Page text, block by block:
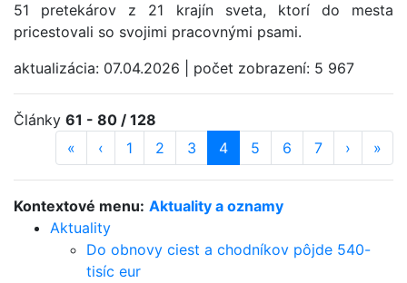
Kontextové menu: Aktuality a oznamy
Aktuality
Do obnovy ciest a chodníkov pôjde 540-
tisíc eur
51 pretekárov z 21 krajín sveta, ktorí do mesta
pricestovali so svojimi pracovnými psami.
aktualizácia: 07.04.2026 počet zobrazení: 5 967
Články 61 - 80 / 128
« prvá strana
‹ predošlá strana
strana
1 strana
2 strana
3 strana
4 (aktuálna)
strana
5 strana
6 strana
7 ďalšia
› »